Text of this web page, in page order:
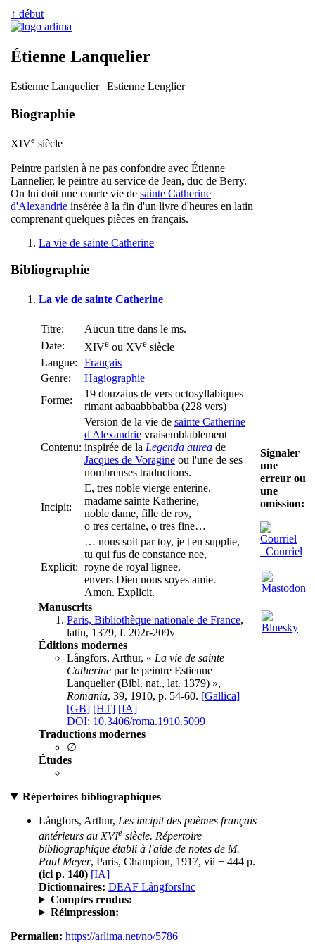
↑ début
Étienne Lanquelier
Estienne Lanquelier | Estienne Lenglier
Biographie
XIVe siècle
Peintre parisien à ne pas confondre avec Étienne
Lannelier, le peintre au service de Jean, duc de Berry.
On lui doit une courte vie de sainte Catherine
d'Alexandrie insérée à la fin d'un livre d'heures en latin
comprenant quelques pièces en français.
La vie de sainte Catherine
Bibliographie
La vie de sainte Catherine
Titre:
Aucun titre dans le ms.
Date:
XIVe ou XVe siècle
Langue:
Français
Genre:
Hagiographie
Forme:
19 douzains de vers octosyllabiques
rimant aabaabbbabba (228 vers)
Contenu:
Version de la vie de sainte Catherine
d'Alexandrie vraisemblablement
inspirée de la Legenda aurea de
Jacques de Voragine ou l'une de ses
nombreuses traductions.
Incipit:
E, tres noble vierge enterine,
madame sainte Katherine,
noble dame, fille de roy,
o tres certaine, o tres fine…
Explicit:
… nous soit par toy, je t'en supplie,
tu qui fus de constance nee,
royne de royal lignee,
envers Dieu nous soyes amie.
Amen. Explicit.
Manuscrits
Paris, Bibliothèque nationale de France,
latin, 1379, f. 202r-209v
Éditions modernes
Långfors, Arthur, « La vie de sainte
Catherine par le peintre Estienne
Lanquelier (Bibl. nat., lat. 1379) »,
Romania, 39, 1910, p. 54-60. [Gallica]
[GB] [HT] [IA]
DOI: 10.3406/roma.1910.5099
Traductions modernes
∅
Études
Répertoires bibliographiques
Långfors, Arthur, Les incipit des poèmes français
antérieurs au XVIe siècle. Répertoire
bibliographique établi à l'aide de notes de M.
Paul Meyer, Paris, Champion, 1917, vii + 444 p.
(ici p. 140) [IA]
Dictionnaires: DEAF LångforsInc
Comptes rendus:
Réimpression:
Permalien: https://arlima.net/no/5786
Signaler
une
erreur ou
une
omission:
Courriel